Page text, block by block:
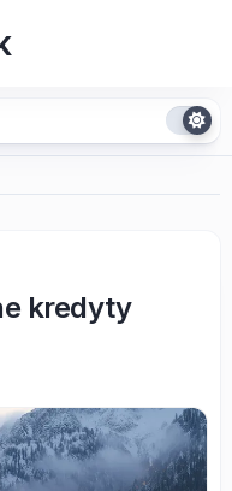
kredyty